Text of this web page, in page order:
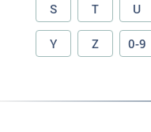
S T U
Y Z 0-9